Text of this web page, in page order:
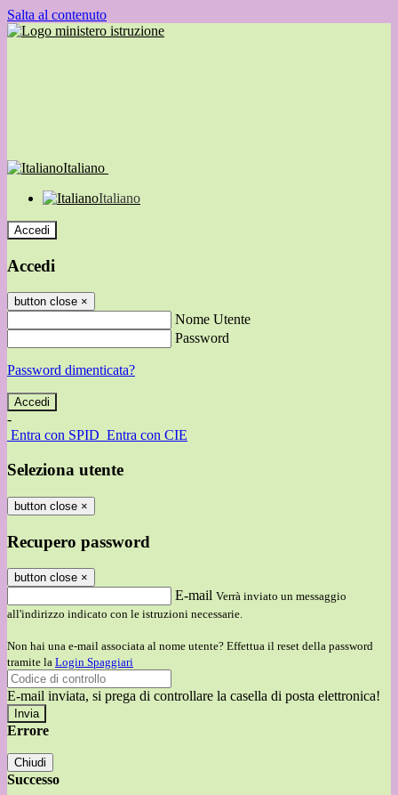
Salta al contenuto
Italiano
Italiano
Accedi
Accedi
button close ×
Nome Utente
Password
Password dimenticata?
-
Entra con SPID Entra con CIE
Seleziona utente
button close ×
Recupero password
button close ×
E-mail Verrà inviato un messaggio
all'indirizzo indicato con le istruzioni necessarie.
Non hai una e-mail associata al nome utente? Effettua il reset della password
tramite la Login Spaggiari
E-mail inviata, si prega di controllare la casella di posta elettronica!
Errore
Chiudi
Successo